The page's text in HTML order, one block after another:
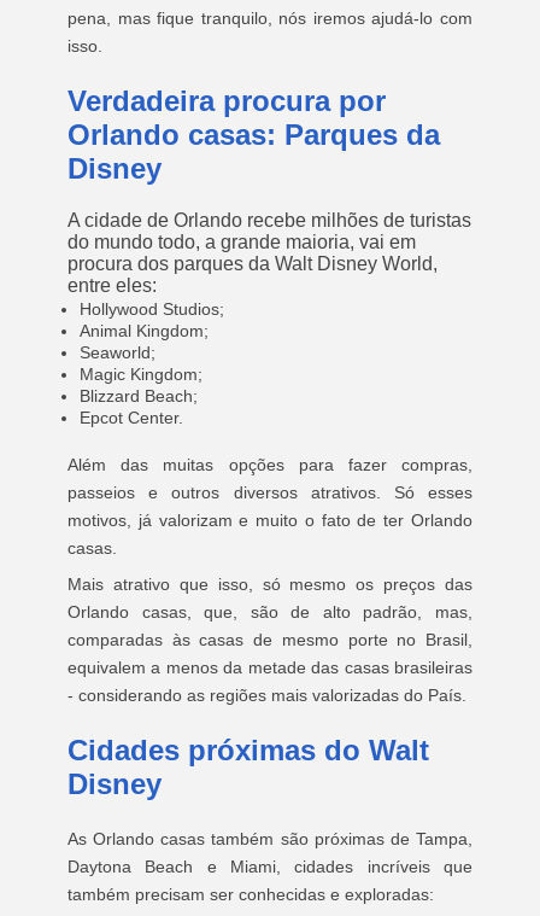
pena, mas fique tranquilo, nós iremos ajudá-lo com
isso.
Verdadeira procura por
Orlando casas: Parques da
Disney
A cidade de Orlando recebe milhões de turistas
do mundo todo, a grande maioria, vai em
procura dos parques da Walt Disney World,
entre eles:
Hollywood Studios;
Animal Kingdom;
Seaworld;
Magic Kingdom;
Blizzard Beach;
Epcot Center.
Além das muitas opções para fazer compras,
passeios e outros diversos atrativos. Só esses
motivos, já valorizam e muito o fato de ter Orlando
casas.
Mais atrativo que isso, só mesmo os preços das
Orlando casas, que, são de alto padrão, mas,
comparadas às casas de mesmo porte no Brasil,
equivalem a menos da metade das casas brasileiras
- considerando as regiões mais valorizadas do País.
Cidades próximas do Walt
Disney
As Orlando casas também são próximas de Tampa,
Daytona Beach e Miami, cidades incríveis que
também precisam ser conhecidas e exploradas: